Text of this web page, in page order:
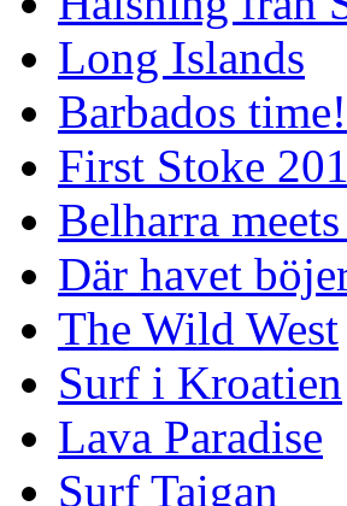
Long Islands
Barbados time!
First Stoke
Belharra
Där havet
The Wild West
Surf i Kroatien
Lava Paradise
Surf Taigan